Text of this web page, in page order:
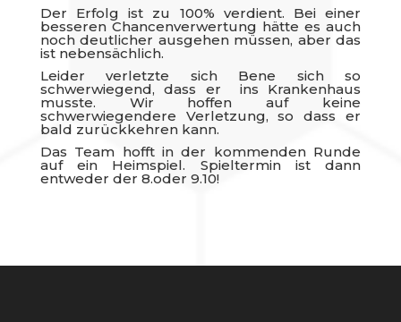
Der Erfolg ist zu 100% verdient. Bei einer
besseren Chancenverwertung hätte es auch
noch deutlicher ausgehen müssen, aber das
ist nebensächlich.
Leider verletzte sich Bene sich so
schwerwiegend, dass er ins Krankenhaus
musste. Wir hoffen auf keine
schwerwiegendere Verletzung, so dass er
bald zurückkehren kann.
Das Team hofft in der kommenden Runde
auf ein Heimspiel. Spieltermin ist dann
entweder der 8.oder 9.10!